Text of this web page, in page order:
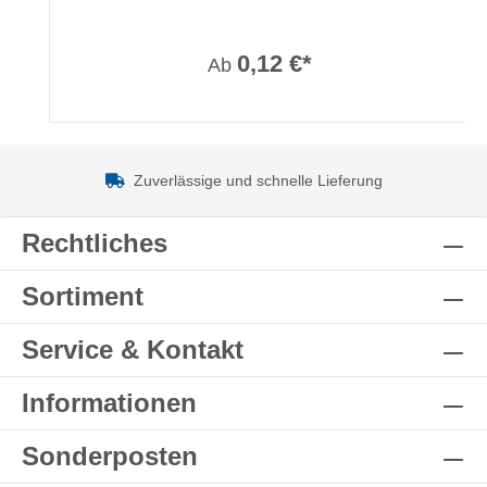
Ab 0,12 €*
Zuverlässige und schnelle Lieferung
Rechtliches
Sortiment
Service & Kontakt
Informationen
Sonderposten